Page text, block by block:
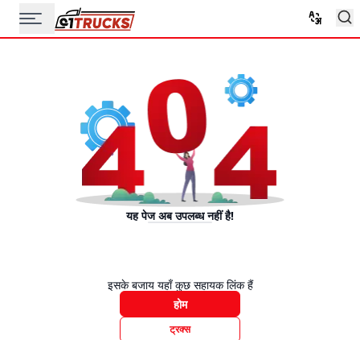
यह पेज अब उपलब्ध नहीं है!
इसके बजाय यहाँ कुछ सहायक लिंक हैं
होम
ट्रक्स